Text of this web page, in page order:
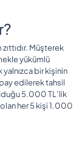
Müşterek
yükümlü
bir kişinin
edilerek tahsil
5.000 TL’lik
her 5 kişi 1.000